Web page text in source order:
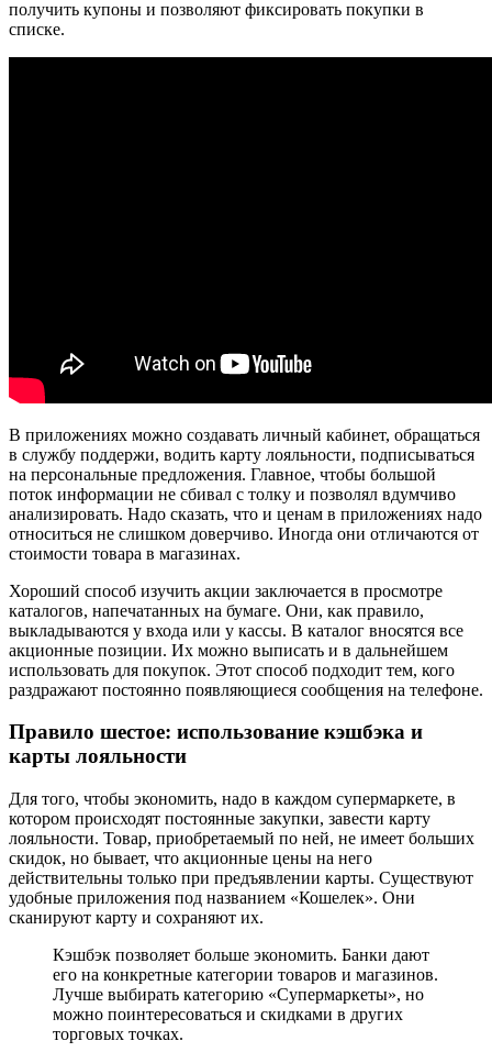
получить купоны и позволяют фиксировать покупки в
списке.
В приложениях можно создавать личный кабинет, обращаться
в службу поддержи, водить карту лояльности, подписываться
на персональные предложения. Главное, чтобы большой
поток информации не сбивал с толку и позволял вдумчиво
анализировать. Надо сказать, что и ценам в приложениях надо
относиться не слишком доверчиво. Иногда они отличаются от
стоимости товара в магазинах.
Хороший способ изучить акции заключается в просмотре
каталогов, напечатанных на бумаге. Они, как правило,
выкладываются у входа или у кассы. В каталог вносятся все
акционные позиции. Их можно выписать и в дальнейшем
использовать для покупок. Этот способ подходит тем, кого
раздражают постоянно появляющиеся сообщения на телефоне.
Правило шестое: использование кэшбэка и
карты лояльности
Для того, чтобы экономить, надо в каждом супермаркете, в
котором происходят постоянные закупки, завести карту
лояльности. Товар, приобретаемый по ней, не имеет больших
скидок, но бывает, что акционные цены на него
действительны только при предъявлении карты. Существуют
удобные приложения под названием «Кошелек». Они
сканируют карту и сохраняют их.
Кэшбэк позволяет больше экономить. Банки дают
его на конкретные категории товаров и магазинов.
Лучше выбирать категорию «Супермаркеты», но
можно поинтересоваться и скидками в других
торговых точках.